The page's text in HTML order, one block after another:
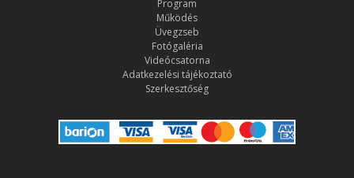
Program
Működés
Üvegzseb
Fotógaléria
Videócsatorna
Adatkezelési tájékoztató
Szerkesztőség